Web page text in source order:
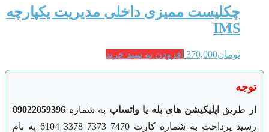
چکلیست ممیزی داخلی مدیریت یکپارچه
IMS
تومان370,000 افزودن به سبد خرید
توجه
از طریق اپلیکیشن های بله یا واتساپ به شماره 09022059396
رسید پرداخت به شماره کارت 7470 7373 3378 6104 به نام